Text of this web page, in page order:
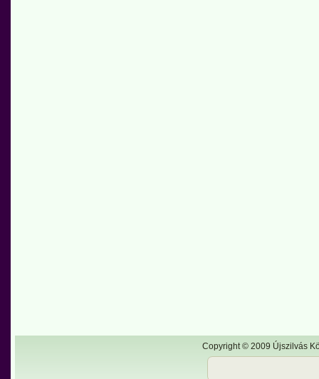
Copyright © 2009 Újszilvás